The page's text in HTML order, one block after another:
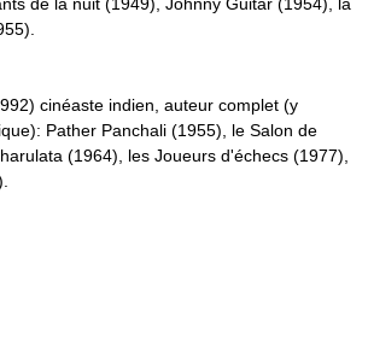
de la nuit (1949), Johnny Guitar (1954), la
cinéaste indien, auteur complet (y
Pather Panchali (1955), le Salon de
(1964), les Joueurs d'échecs (1977),